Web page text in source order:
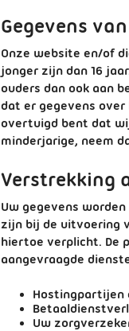
Gegevens
Onze website en/of
jonger zijn dan 16
ouders dan ook aan
dat er gegevens
overtuigd bent dat
minderjarige, neem
Verstrekking
Uw gegevens
zijn bij de uitvoering
hiertoe verplicht. De
aangevraagde
Hostingpartijen
Uw